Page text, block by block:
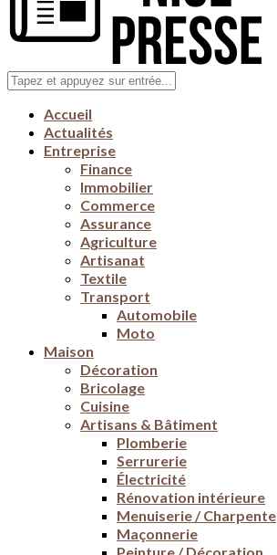
Accueil
Actualités
Entreprise
Finance
Immobilier
Commerce
Assurance
Agriculture
Artisanat
Textile
Transport
Automobile
Moto
Maison
Décoration
Bricolage
Cuisine
Artisans & Bâtiment
Plomberie
Serrurerie
Électricité
Rénovation intérieure
Menuiserie / Charpente
Maçonnerie
Peinture / Décoration